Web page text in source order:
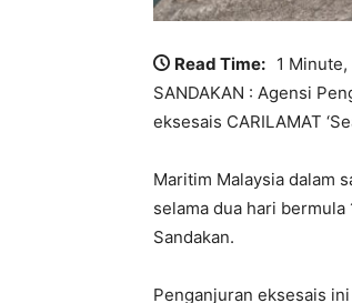
Read Time: 1
SANDAKAN : Agensi
eksesais CARILAMAT
Maritim Malaysia dalam
selama dua hari
Sandakan.
Penganjuran eksesais